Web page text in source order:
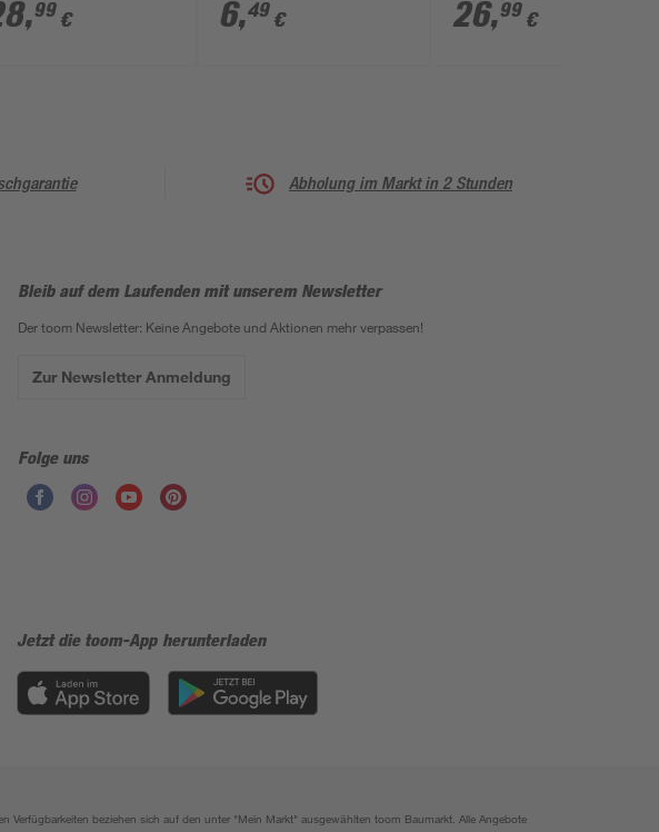
,99 € 6,49 €
Bits 630-teilig
26,99 €
Abholung im Markt in 2 Stunden
Bleib auf dem Laufenden mit unserem Newsletter
Der toom Newsletter: Keine Angebote und Aktionen mehr verpassen!
Zur Newsletter Anmeldung
Folge uns
Jetzt die toom-App herunterladen
Verfügbarkeiten beziehen sich auf den unter "Mein Markt" ausgewählten toom Baumarkt. Alle Angebote